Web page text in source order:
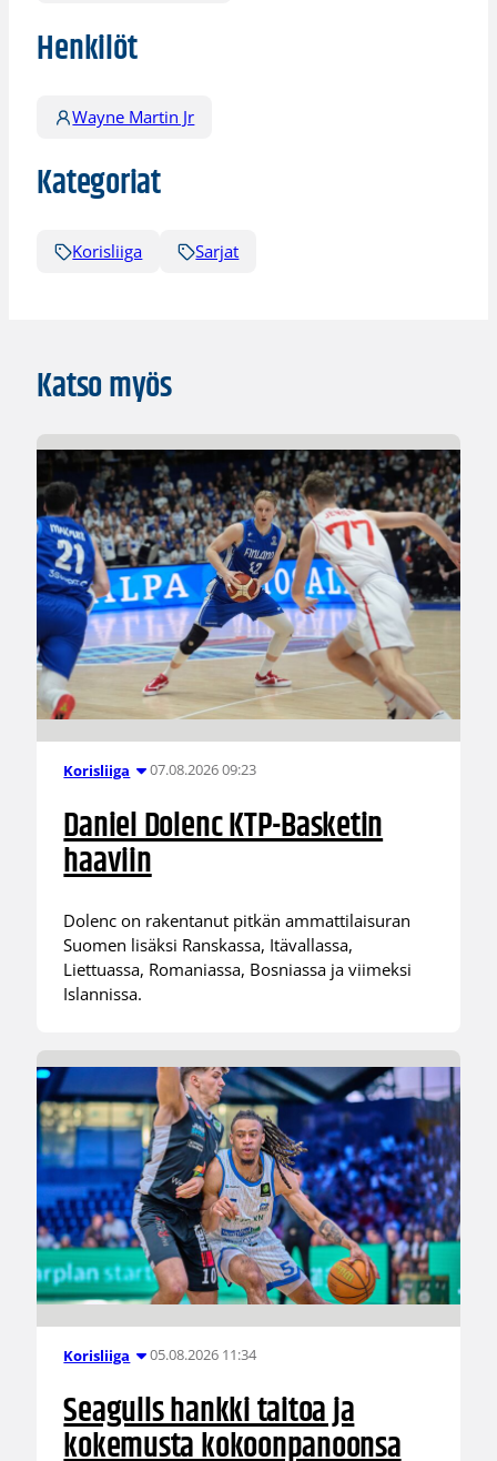
Henkilöt
Wayne Martin Jr
Kategoriat
Korisliiga Sarjat
Katso myös
Korisliiga 07.08.2026 09:23
Daniel Dolenc KTP-Basketin
haaviin
Dolenc on rakentanut pitkän ammattilaisuran
Suomen lisäksi Ranskassa, Itävallassa,
Liettuassa, Romaniassa, Bosniassa ja viimeksi
Islannissa.
Korisliiga 05.08.2026 11:34
Seagulls hankki taitoa ja
kokemusta kokoonpanoonsa